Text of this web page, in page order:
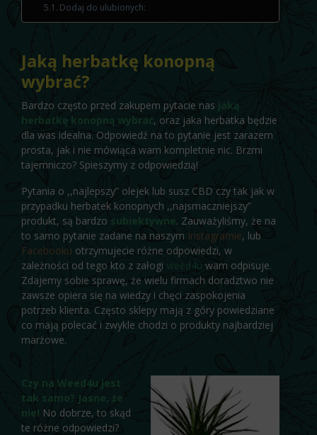
Dodaj do ulubionych:
Jaką herbatkę konopną
wybrać?
Bardzo często przed zakupem pytacie nas jaką
herbatkę konopną wybrać, oraz jaka herbatka będzie
dla was idealna. Odpowiedź na to pytanie jest zarazem
prosta, jak i nie mówiąca wam kompletnie nic. Brzmi
tajemniczo? Spieszymy z odpowiedzią!
Pytania o ,,najlepszy” olejek lub susz CBD czy tak jak w
przypadku herbatek konopnych ,,najsmaczniejszy”
produkt, są bardzo subiektywne. Zauważyliśmy, że na
to samo pytanie zadane na naszym Instagramie, lub
Facebooku otrzymujecie różne odpowiedzi, w
zależności od tego kto z załogi weed4u wam odpisuje.
Zdajemy sobie sprawę, że wielu firmach doradztwo nie
zawsze opiera się na wiedzy i chęci zaspokojenia
potrzeb klienta. Często sklepy mają z góry powiedziane
co mają polecać i zwykle chodzi o produkty najbardziej
marżowe.
Czy na Weed4u jest
tak samo? Jasne, że
nie! No dobrze, to skąd
te różne odpowiedzi?